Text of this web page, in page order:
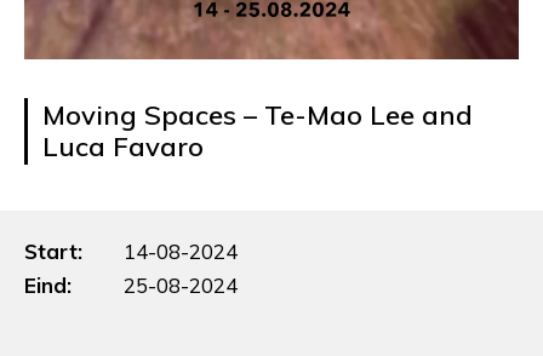
Moving Spaces – Te-Mao Lee and
Luca Favaro
Start:
14-08-2024
Eind:
25-08-2024